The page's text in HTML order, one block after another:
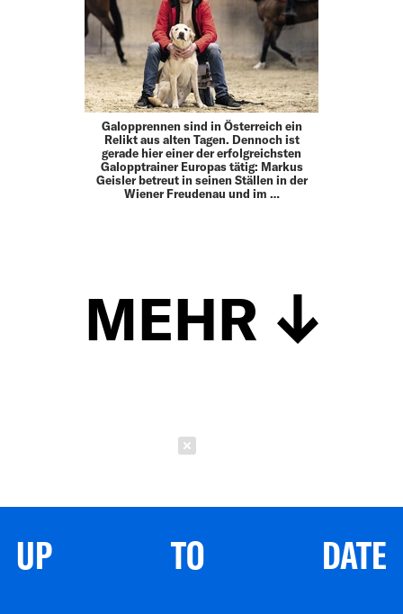
Galopprennen sind in Österreich ein
Relikt aus alten Tagen. Dennoch ist
gerade hier einer der erfolgreichsten
Galopptrainer Europas tätig: Markus
Geisler betreut in seinen Ställen in der
Wiener Freudenau und im …
MEHR
UP TO DATE